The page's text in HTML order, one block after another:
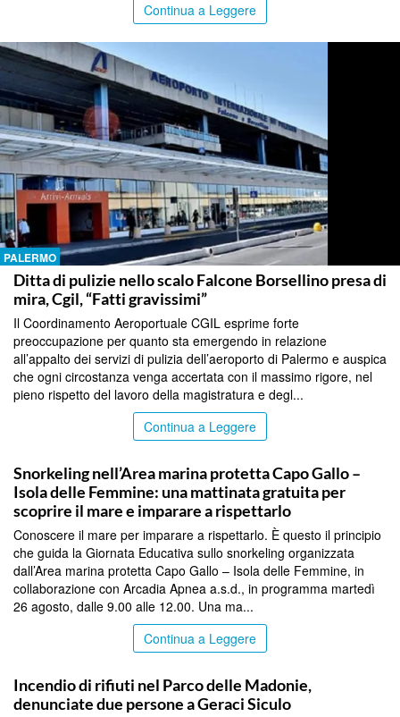
Continua a Leggere
PALERMO
Ditta di pulizie nello scalo Falcone Borsellino presa di
mira, Cgil, “Fatti gravissimi”
Il Coordinamento Aeroportuale CGIL esprime forte
preoccupazione per quanto sta emergendo in relazione
all’appalto dei servizi di pulizia dell’aeroporto di Palermo e auspica
che ogni circostanza venga accertata con il massimo rigore, nel
pieno rispetto del lavoro della magistratura e degl...
Continua a Leggere
Snorkeling nell’Area marina protetta Capo Gallo –
Isola delle Femmine: una mattinata gratuita per
scoprire il mare e imparare a rispettarlo
Conoscere il mare per imparare a rispettarlo. È questo il principio
che guida la Giornata Educativa sullo snorkeling organizzata
dall’Area marina protetta Capo Gallo – Isola delle Femmine, in
collaborazione con Arcadia Apnea a.s.d., in programma martedì
26 agosto, dalle 9.00 alle 12.00. Una ma...
Continua a Leggere
Incendio di rifiuti nel Parco delle Madonie,
denunciate due persone a Geraci Siculo